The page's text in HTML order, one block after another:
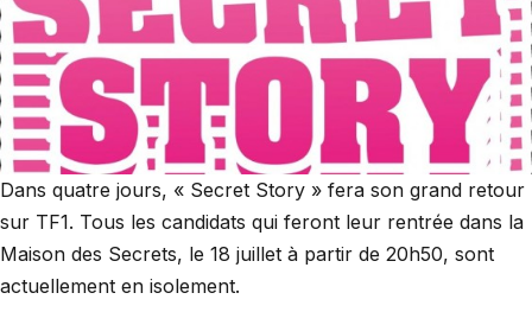
Dans quatre jours, « Secret Story » fera son grand retour
sur TF1. Tous les candidats qui feront leur rentrée dans la
Maison des Secrets, le 18 juillet à partir de 20h50, sont
actuellement en isolement.